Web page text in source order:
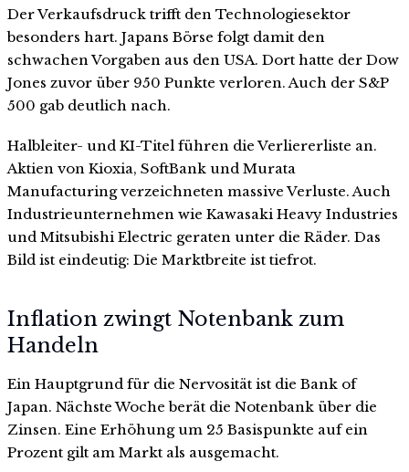
Der Verkaufsdruck trifft den Technologiesektor
besonders hart. Japans Börse folgt damit den
schwachen Vorgaben aus den USA. Dort hatte der Dow
Jones zuvor über 950 Punkte verloren. Auch der S&P
500 gab deutlich nach.
Halbleiter- und KI-Titel führen die Verliererliste an.
Aktien von Kioxia, SoftBank und Murata
Manufacturing verzeichneten massive Verluste. Auch
Industrieunternehmen wie Kawasaki Heavy Industries
und Mitsubishi Electric geraten unter die Räder. Das
Bild ist eindeutig: Die Marktbreite ist tiefrot.
Inflation zwingt Notenbank zum
Handeln
Ein Hauptgrund für die Nervosität ist die Bank of
Japan. Nächste Woche berät die Notenbank über die
Zinsen. Eine Erhöhung um 25 Basispunkte auf ein
Prozent gilt am Markt als ausgemacht.